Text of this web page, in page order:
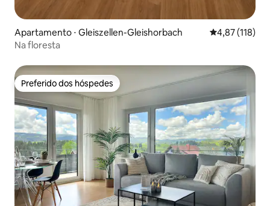
Apartamento ⋅ Gleiszellen-Gleishorbach 4,87 de uma
4,87 (118)
Na floresta
Preferido dos hóspedes
Preferido dos hóspedes